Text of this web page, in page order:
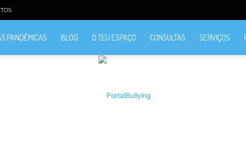
PANDÉMICAS BLOG O TEU ESPAÇO CONSULTAS SERVIÇOS